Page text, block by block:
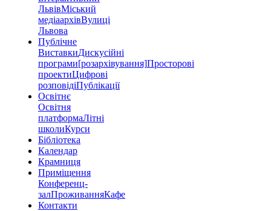
ЛьвівМіський
медіаархівВулиці
Львова
Публічне
ВиставкиДискусійні
програми[розархівування]Просторові
проектиЦифрові
розповідіПублікації
Освітнє
Освітня
платформаЛітні
школиКурси
Бібліотека
Календар
Крамниця
Приміщення
Конференц-
залПроживанняКафе
Контакти